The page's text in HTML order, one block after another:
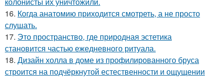
16. Когда анатомию приходится смотреть, а не просто
слушать.
17. Это пространство, где природная эстетика
становится частью ежедневного ритуала.
18. Дизайн холла в доме из профилированного бруса
строится на подчёркнутой естественности и ощущении